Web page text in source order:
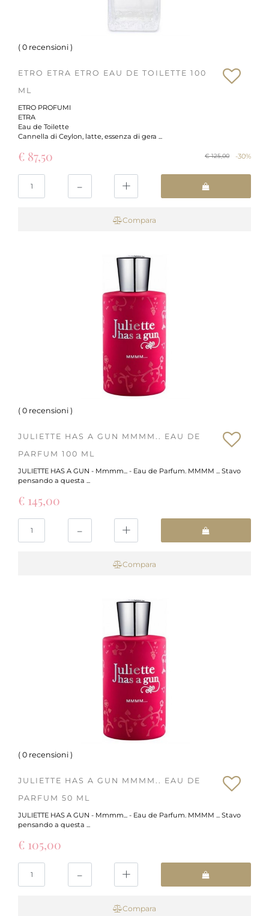
( 0 recensioni )
ETRO ETRA ETRO EAU DE TOILETTE 100
ML
ETRO PROFUMI
ETRA
Eau de Toilette
Cannella di Ceylon, latte, essenza di gera ...
€ 125,00 -30%
€ 87,50
Compara
( 0 recensioni )
JULIETTE HAS A GUN MMMM.. EAU DE
PARFUM 100 ML
JULIETTE HAS A GUN - Mmmm... - Eau de Parfum. MMMM ... Stavo
pensando a questa ...
€ 145,00
Compara
( 0 recensioni )
JULIETTE HAS A GUN MMMM.. EAU DE
PARFUM 50 ML
JULIETTE HAS A GUN - Mmmm... - Eau de Parfum. MMMM ... Stavo
pensando a questa ...
€ 105,00
Compara